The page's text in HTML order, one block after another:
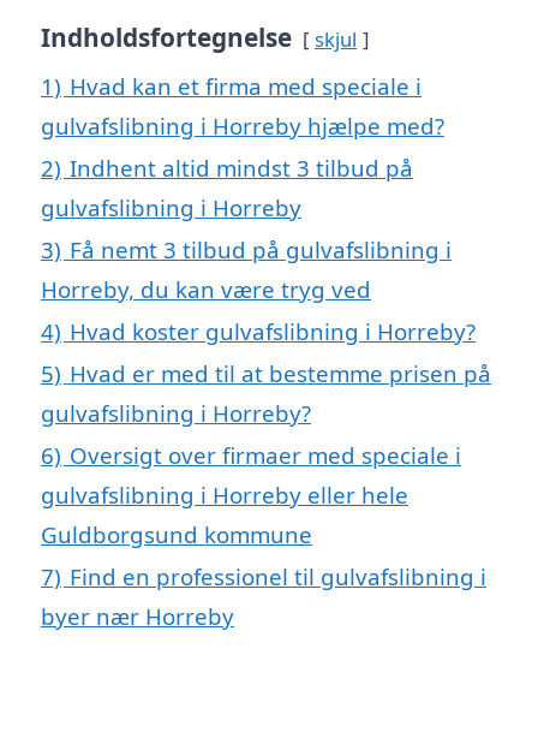
Indholdsfortegnelse skjul
1) Hvad kan et firma med speciale i
gulvafslibning i Horreby hjælpe med?
2) Indhent altid mindst 3 tilbud på
gulvafslibning i Horreby
3) Få nemt 3 tilbud på gulvafslibning i
Horreby, du kan være tryg ved
4) Hvad koster gulvafslibning i Horreby?
5) Hvad er med til at bestemme prisen på
gulvafslibning i Horreby?
6) Oversigt over firmaer med speciale i
gulvafslibning i Horreby eller hele
Guldborgsund kommune
7) Find en professionel til gulvafslibning i
byer nær Horreby